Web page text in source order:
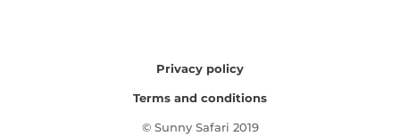
Privacy policy
Terms and conditions
© Sunny Safari 2019